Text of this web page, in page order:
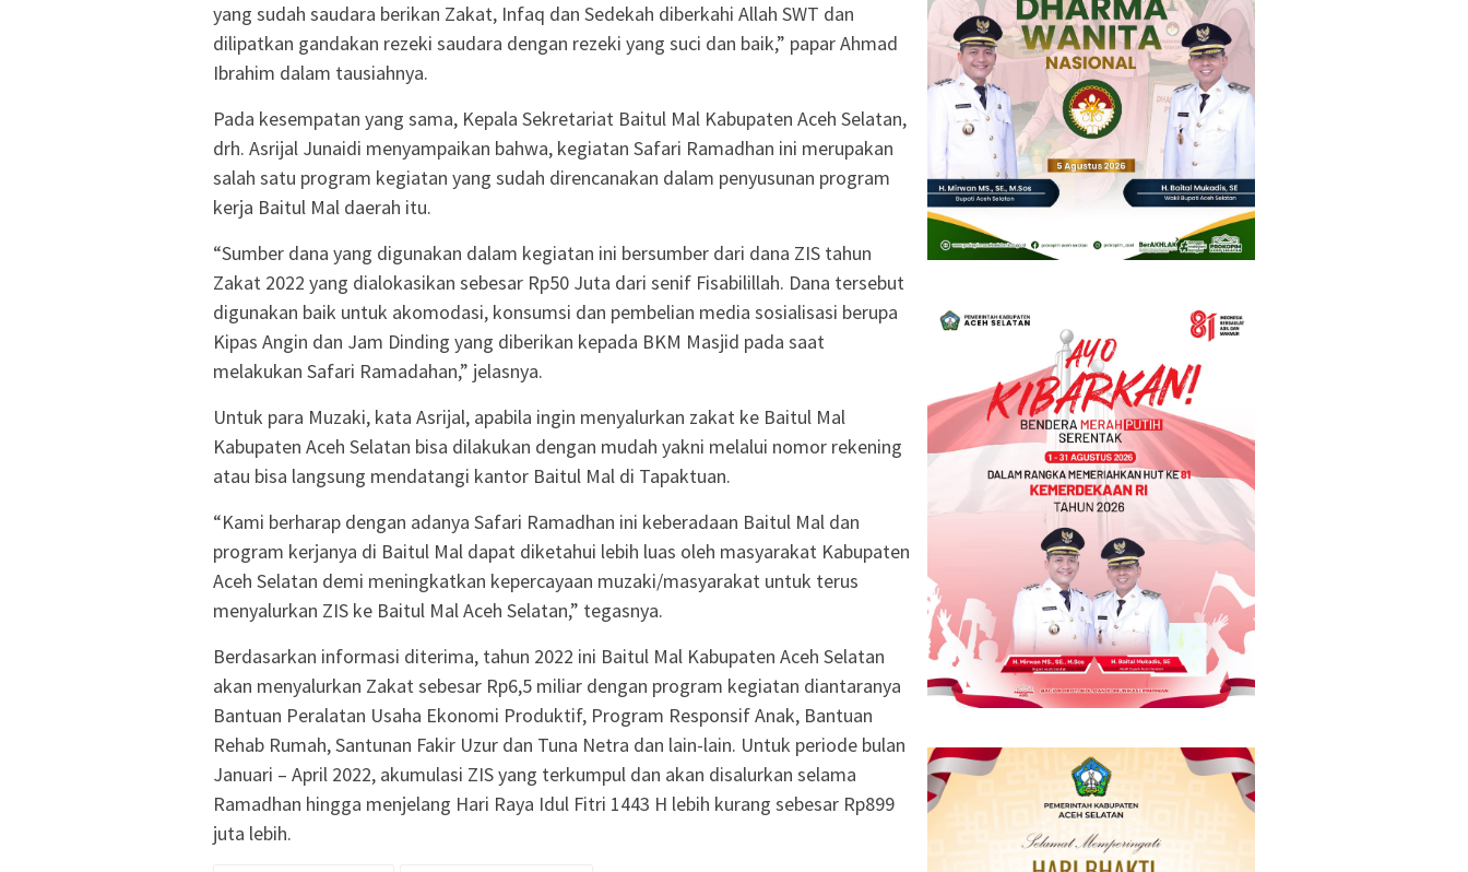
yang sudah saudara berikan Zakat, Infaq dan Sedekah diberkahi Allah SWT dan
dilipatkan gandakan rezeki saudara dengan rezeki yang suci dan baik,” papar Ahmad
Ibrahim dalam tausiahnya.
Pada kesempatan yang sama, Kepala Sekretariat Baitul Mal Kabupaten Aceh Selatan,
drh. Asrijal Junaidi menyampaikan bahwa, kegiatan Safari Ramadhan ini merupakan
salah satu program kegiatan yang sudah direncanakan dalam penyusunan program
kerja Baitul Mal daerah itu.
“Sumber dana yang digunakan dalam kegiatan ini bersumber dari dana ZIS tahun
Zakat 2022 yang dialokasikan sebesar Rp50 Juta dari senif Fisabilillah. Dana tersebut
digunakan baik untuk akomodasi, konsumsi dan pembelian media sosialisasi berupa
Kipas Angin dan Jam Dinding yang diberikan kepada BKM Masjid pada saat
melakukan Safari Ramadahan,” jelasnya.
Untuk para Muzaki, kata Asrijal, apabila ingin menyalurkan zakat ke Baitul Mal
Kabupaten Aceh Selatan bisa dilakukan dengan mudah yakni melalui nomor rekening
atau bisa langsung mendatangi kantor Baitul Mal di Tapaktuan.
“Kami berharap dengan adanya Safari Ramadhan ini keberadaan Baitul Mal dan
program kerjanya di Baitul Mal dapat diketahui lebih luas oleh masyarakat Kabupaten
Aceh Selatan demi meningkatkan kepercayaan muzaki/masyarakat untuk terus
menyalurkan ZIS ke Baitul Mal Aceh Selatan,” tegasnya.
Berdasarkan informasi diterima, tahun 2022 ini Baitul Mal Kabupaten Aceh Selatan
akan menyalurkan Zakat sebesar Rp6,5 miliar dengan program kegiatan diantaranya
Bantuan Peralatan Usaha Ekonomi Produktif, Program Responsif Anak, Bantuan
Rehab Rumah, Santunan Fakir Uzur dan Tuna Netra dan lain-lain. Untuk periode bulan
Januari – April 2022, akumulasi ZIS yang terkumpul dan akan disalurkan selama
Ramadhan hingga menjelang Hari Raya Idul Fitri 1443 H lebih kurang sebesar Rp899
juta lebih.